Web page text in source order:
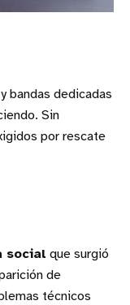
y bandas dedicadas
Sin
por rescate
social que surgió
de
técnicos